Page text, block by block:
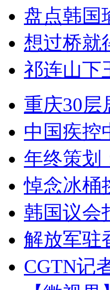
盘点韩国
想过桥就
祁连山下
重庆30
中国疾控
年终策划
悼念冰桶
韩国议会
解放军驻
CGTN记